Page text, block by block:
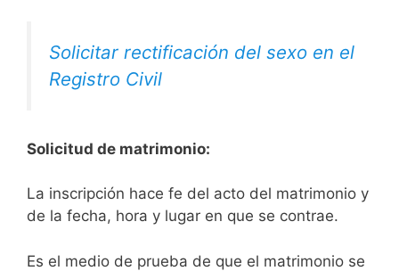
Solicitar rectificación del sexo en el
Registro Civil
Solicitud de matrimonio:
La inscripción hace fe del acto del matrimonio y
de la fecha, hora y lugar en que se contrae.
Es el medio de prueba de que el matrimonio se